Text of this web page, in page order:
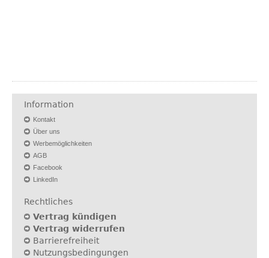
Information
Kontakt
Über uns
Werbemöglichkeiten
AGB
Facebook
LinkedIn
Rechtliches
Vertrag kündigen
Vertrag widerrufen
Barrierefreiheit
Nutzungsbedingungen